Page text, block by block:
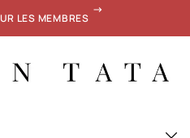
LES MEMBRES